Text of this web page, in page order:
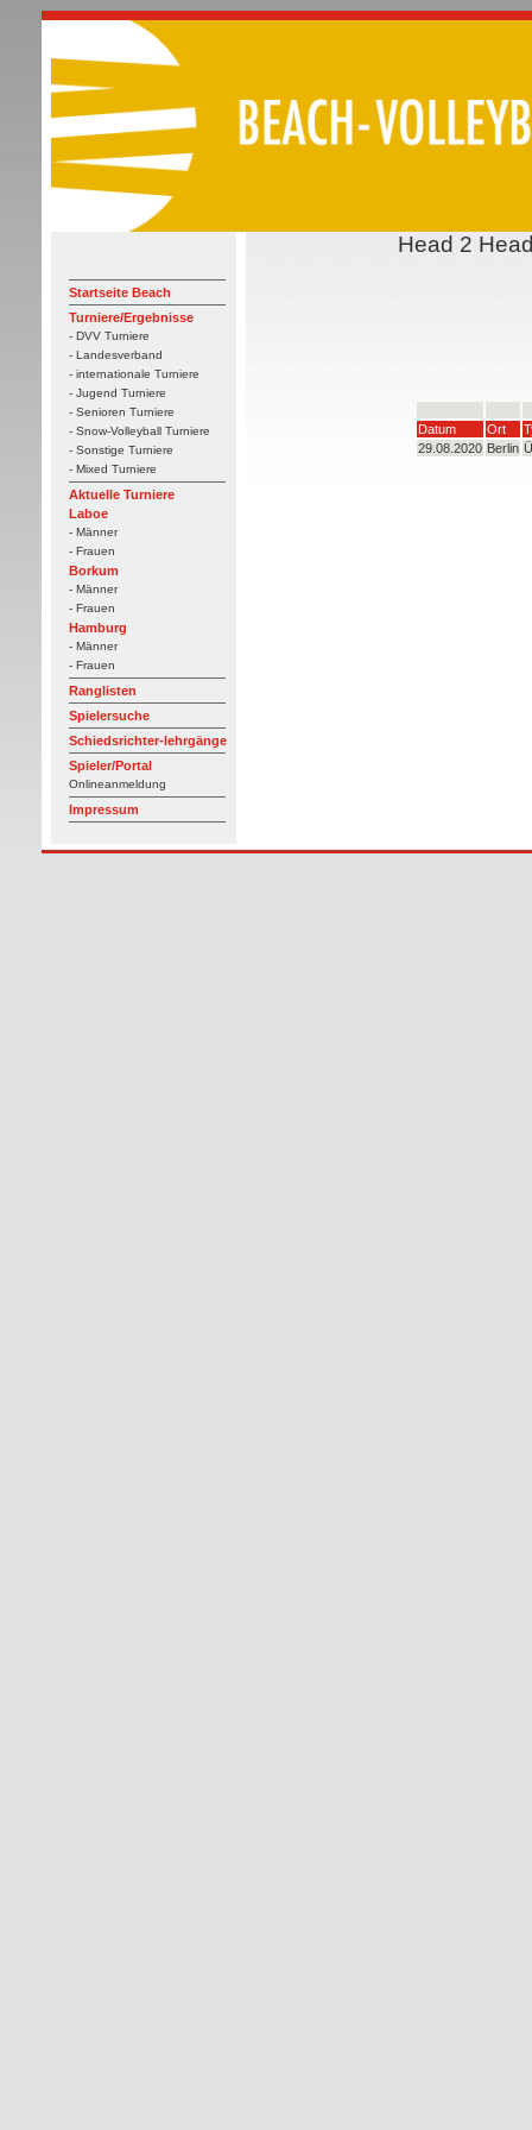
Startseite Beach
Turniere/Ergebnisse
- DVV Turniere
- Landesverband
- internationale Turniere
- Jugend Turniere
- Senioren Turniere
- Snow-Volleyball Turniere
- Sonstige Turniere
- Mixed Turniere
Aktuelle Turniere
Laboe
- Männer
- Frauen
Borkum
- Männer
- Frauen
Hamburg
- Männer
- Frauen
Ranglisten
Spielersuche
Schiedsrichter-lehrgänge
Spieler/Portal
Onlineanmeldung
Impressum
Head 2
Datum Ort
29.08.2020 Berlin